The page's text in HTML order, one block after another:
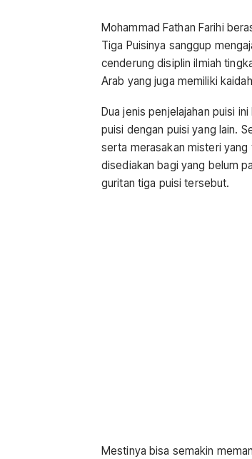
Mohammad Fathan Farihi
Tiga Puisinya sanggup
cenderung disiplin ilmiah
Arab yang juga memiliki
Dua jenis penjelajahan puisi
puisi dengan puisi yang lain.
serta merasakan misteri yang
disediakan bagi yang belum
guritan tiga puisi tersebut.
Mestinya bisa semakin